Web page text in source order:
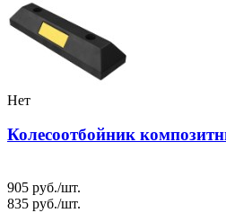
Нет
Колесоотбойник
905 руб./шт.
835 руб./шт.